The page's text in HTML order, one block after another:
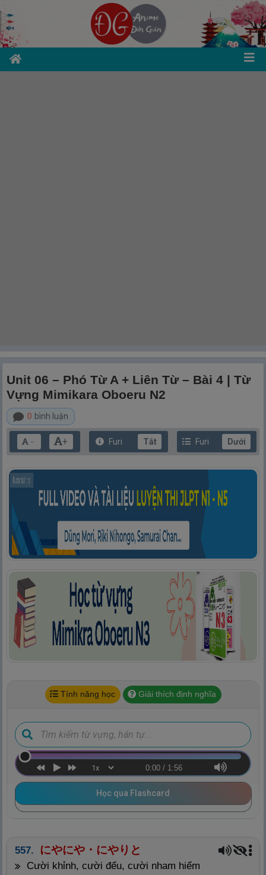
Unit 06 – Phó Từ A + Liên Từ – Bài 4 | Từ
Vựng Mimikara Oboeru N2
0 bình luận
－ + Furi Tắt Furi Dưới
Tính năng học Giải thích định nghĩa
0:00 / 1:56
Học qua Flashcard
557. にやにや・にやりと
cười khỉnh, cười đểu, cười nham hiểm